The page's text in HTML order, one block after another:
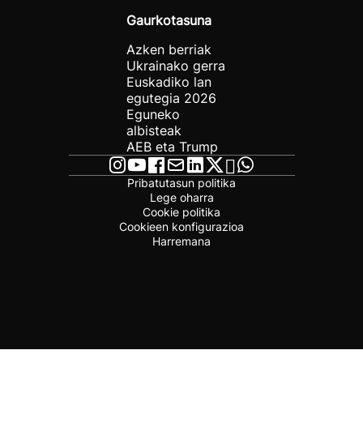
Gaurkotasuna
Azken berriak
Ukrainako gerra
Euskadiko lan
egutegia 2026
Eguneko
albisteak
AEB eta Trump
Pribatutasun politika
Lege oharra
Cookie politika
Cookieen konfigurazioa
Harremana